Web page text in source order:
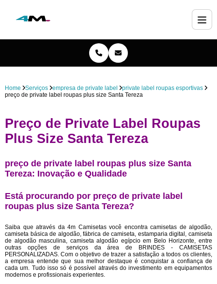
Home Serviços empresa de private label
private label roupas esportivas
preço de private label roupas plus size Santa Tereza
Preço de Private Label Roupas
Plus Size Santa Tereza
preço de private label roupas plus size Santa
Tereza: Inovação e Qualidade
Está procurando por preço de private label
roupas plus size Santa Tereza?
Saiba que através da 4m Camisetas você encontra camisetas de algodão,
camiseta básica de algodão, fábrica de camiseta, estamparia digital, camiseta
de algodão masculina, camiseta algodão egípcio em Belo Horizonte, entre
outras opções de serviços da área de BRINDES - CAMISETAS
PERSONALIZADAS. Com o objetivo de trazer a satisfação a todos os clientes,
a empresa entende que sua melhor destaque é conquistar a confiança de
cada um. Tudo isso só é possível através do investimento em equipamentos
modernos e profissionais experientes.